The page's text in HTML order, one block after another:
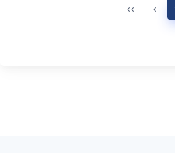
‹‹ ‹